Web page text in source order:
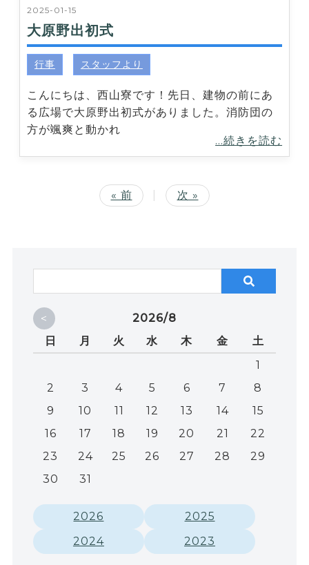
2025-01-15
大原野出初式
行事 スタッフより
こんにちは、西山寮です！先日、建物の前にあ
る広場で大原野出初式がありました。消防団の
方が颯爽と動かれ
...続きを読む
« 前 次 »
<
2026/8
日
月 火 水 木 金
土
1
2
3 4 5 6 7
8
9
10 11 12 13 14
15
16
17 18 19 20 21
22
23
24 25 26 27 28
29
30
31
2026
2025
2024
2023